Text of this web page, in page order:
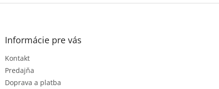
Z
Informácie pre vás
Kontakt
Predajňa
Doprava a platba